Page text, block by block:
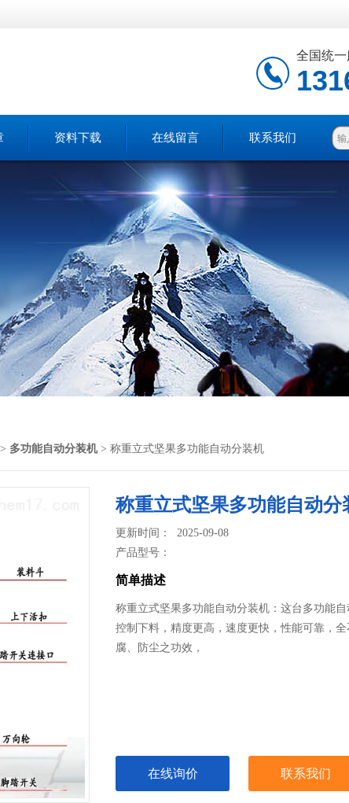
全国统一
资料下载 在线留言 联系我们
> 多功能自动分装机> 称重立式坚果多功能自动分装机
称重立式坚果多功能自动分
更新时间： 2025-09-08
产品型号：
简单描述
称重立式坚果多功能自动分装机：这台多功能
控制下料，精度更高，速度更快，性能可靠，
腐、防尘之功效，
在线询价 联系我们